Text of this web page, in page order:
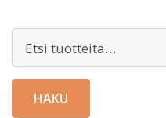
HAKU